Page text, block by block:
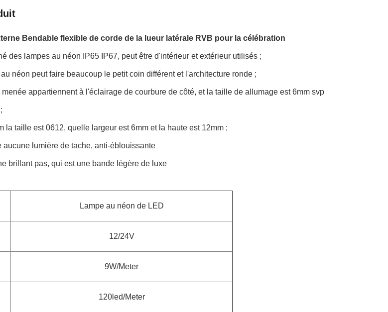
Bendable flexible de corde de la lueur latérale RVB pour la célébration
des lampes au néon IP65 IP67, peut être d'intérieur et extérieur utilisés ;
néon peut faire beaucoup le petit coin différent et l'architecture ronde ;
appartiennent à l'éclairage de courbure de côté, et la taille de allumage est 6mm svp
la taille est 0612, quelle largeur est 6mm et la haute est 12mm ;
aucune lumière de tache, anti-éblouissante
brillant pas, qui est une bande légère de luxe
Lampe au néon de LED
12/24V
9W/Meter
120led/Meter